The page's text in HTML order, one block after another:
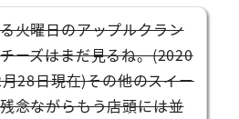
火曜日のアップルクラン
ーズはまだ見るね。(2020
28日現在)その他のスイー
念ながらもう店頭には並